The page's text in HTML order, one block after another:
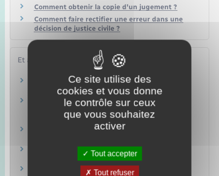
Comment obtenir la copie d'un jugement ?
Comment faire rectifier une erreur dans une
décision de justice civile ?
Et aussi
Accord amiable pour éviter un procès civil
Saisir le tribunal judiciaire (anciens tribunaux
d'instance/de grande instance)
Exécution d'une décision du juge civil
Saisir le juge de l'exécution
Huissier de justice (à présent appelé
Ce site utilise des
cookies et vous donne
le contrôle sur ceux
que vous souhaitez
activer
Tout accepter
Tout refuser